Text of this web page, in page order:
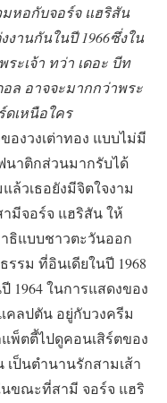
มหอกับจอร์จ แฮริสัน
งานกันในปี 1966ซึ่งใน
ะเจ้า ทว่า เดอะ บีท
ล อาจจะมากกว่าพระ
ดเหนือใคร
งวงเต่าทอง แบบไม่มี
นาติกส่วนมากรับได้
วเธอยังมีจิตใจงาม
มีจอร์จ แฮริสัน ให้
ธิแบบชาวตะวันออก
รม ที่อินเดียในปี 1968
1964 ในการแสดงของ
คลปตัน อยู่กับวงครีม
พ็ตตี้ไปดูคอนเสิร์ตของ
ป็นตำนานรักสามเส้า
ขณะที่สามี จอร์จ แฮริ